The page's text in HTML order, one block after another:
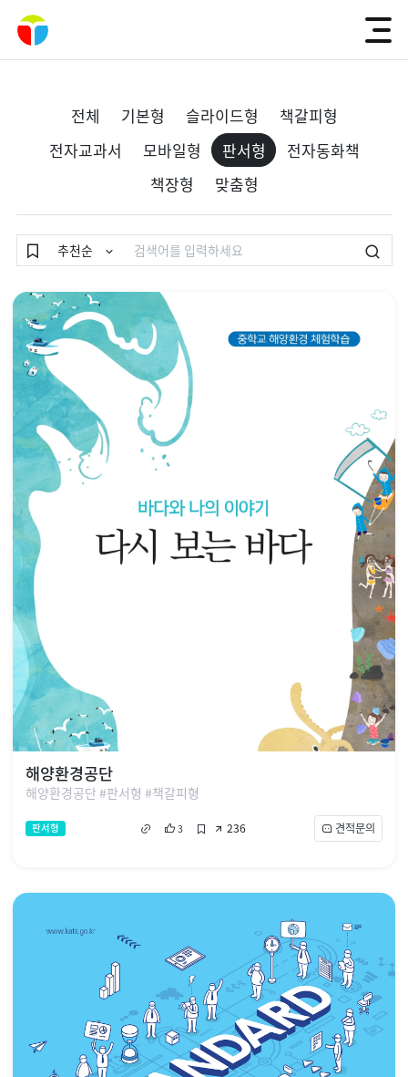
전체 기본형 슬라이드형
책갈피형
전자교과서
모바일형 판서형
전자동화책
책장형
맞춤형
추천순
해양환경공단
해양환경공단 #판서형 #책갈피형
판서형 3 236 견적문의